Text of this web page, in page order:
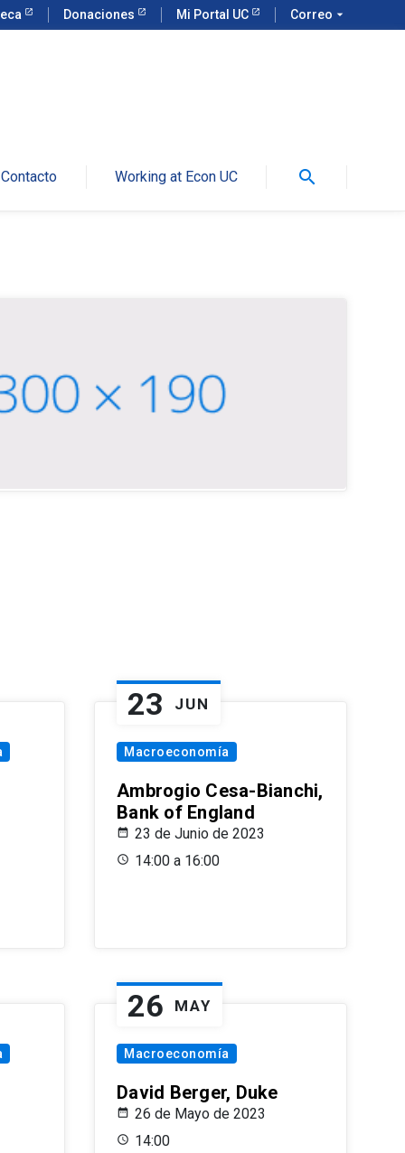
Donaciones Mi Portal UC Correo arrow_drop_down
Contacto Working at Econ UC search
23 JUN
Macroeconomía
Ambrogio Cesa-Bianchi,
Bank of England
23 de Junio de 2023
14:00 a 16:00
26 MAY
Macroeconomía
David Berger, Duke
26 de Mayo de 2023
14:00